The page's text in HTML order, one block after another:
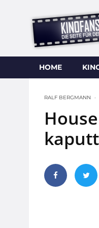
HOME
RALF BERGMANN ·